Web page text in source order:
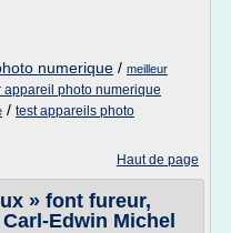
numerique / meilleur
appareil photo numerique
/ test appareils photo
Haut de page
» font fureur,
Edwin Michel